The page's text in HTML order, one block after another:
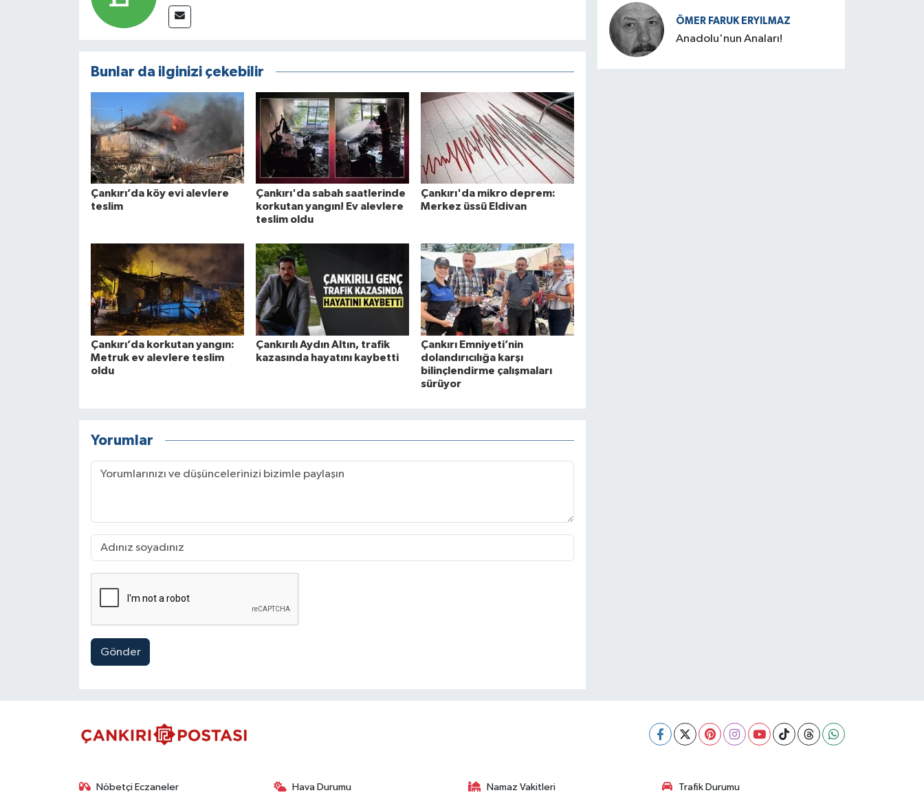
Bunlar da ilginizi çekebilir
Çankırı’da köy evi alevlere
teslim
Çankırı'da sabah saatlerinde
korkutan yangın! Ev alevlere
teslim oldu
Çankırı'da mikro deprem:
Merkez üssü Eldivan
Çankırı’da korkutan yangın:
Metruk ev alevlere teslim
oldu
Çankırılı Aydın Altın, trafik
kazasında hayatını kaybetti
Çankırı Emniyeti’nin
dolandırıcılığa karşı
bilinçlendirme çalışmaları
sürüyor
Yorumlar
Gönder
ÖMER FARUK ERYILMAZ
Anadolu'nun Anaları!
Nöbetçi Eczaneler Hava Durumu Namaz Vakitleri Trafik Durumu